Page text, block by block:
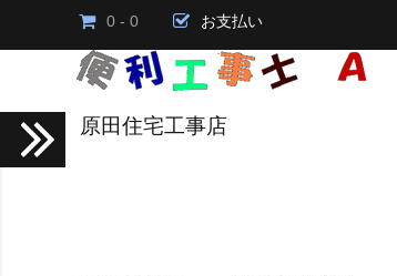
0 - 0 お支払い
原田住宅工事店